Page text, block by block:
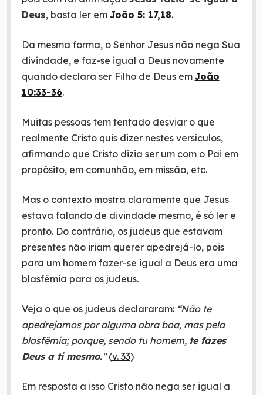
Deus, basta ler em João 5: 17,18.
Da mesma forma, o Senhor Jesus não nega Sua
divindade, e faz-se igual a Deus novamente
quando declara ser Filho de Deus em João
10:33-36.
Muitas pessoas tem tentado desviar o que
realmente Cristo quis dizer nestes versículos,
afirmando que Cristo dizia ser um com o Pai em
propósito, em comunhão, em missão, etc.
Mas o contexto mostra claramente que Jesus
estava falando de divindade mesmo, é só ler e
pronto. Do contrário, os judeus que estavam
presentes não iriam querer apedrejá-lo, pois
para um homem fazer-se igual a Deus era uma
blasfêmia para os judeus.
Veja o que os judeus declararam: “Não te
apedrejamos por alguma obra boa, mas pela
blasfêmia; porque, sendo tu homem, te fazes
Deus a ti mesmo.“(v. 33)
Em resposta a isso Cristo não nega ser igual a